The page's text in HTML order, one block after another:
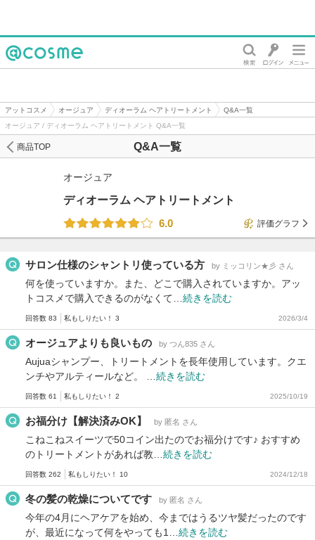
アットコスメ オージュア ディオーラム ヘアトリートメント
Q&A一覧
オージュア / ディオーラム ヘアトリートメント Q&A一覧
Q&A一覧
商品TOP
オージュア
ディオーラム ヘアトリートメント
6.0
評価グラフ
サロン仕様のシャントリ使っている方 by ミッコリン★彡 さん
何を使っていますか。また、どこで購入されていますか。アッ
トコスメで購入できるのがなくて… 続きを読む
回答数 83 私もしりたい！ 3 2026/3/4
オージュアよりも良いもの by つん835 さん
Aujuaシャンプー、トリートメントを長年使用しています。クエ
ンチやアルティールなど。 … 続きを読む
回答数 61 私もしりたい！ 2 2025/10/19
お福分け【解決済みOK】 by 匿名 さん
こねこねスイーツで50コイン出たのでお福分けです♪ おすすめ
のトリートメントがあれば教… 続きを読む
回答数 262 私もしりたい！ 10 2024/12/18
冬の髪の乾燥についてです by 匿名 さん
今年の4月にヘアケアを始め、今まではうるツヤ髪だったのです
が、最近になって何をやっても1… 続きを読む